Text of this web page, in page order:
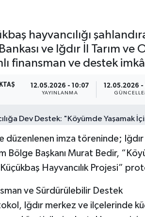
hayvancılığı
ve Iğdır İl Tarım
finansman ve destek
12.05.2026 - 10:07
YAYINLANMA
12.05.2026
düzenlenen imza töreninde;
Bölge Başkanı Murat Bedir,
Hayvancılık Projesi”
ve Sürdürülebilir Destek
Iğdır merkez ve ilçelerinde